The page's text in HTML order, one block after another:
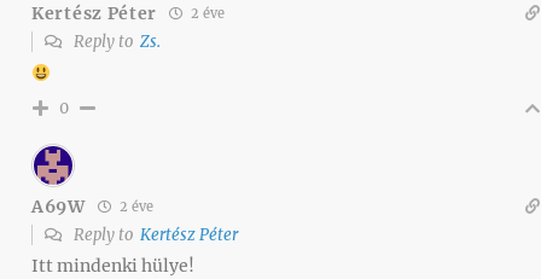
Kertész Péter 2 éve
Reply to Zs.
0
A69W 2 éve
Reply to Kertész Péter
Itt mindenki hülye!